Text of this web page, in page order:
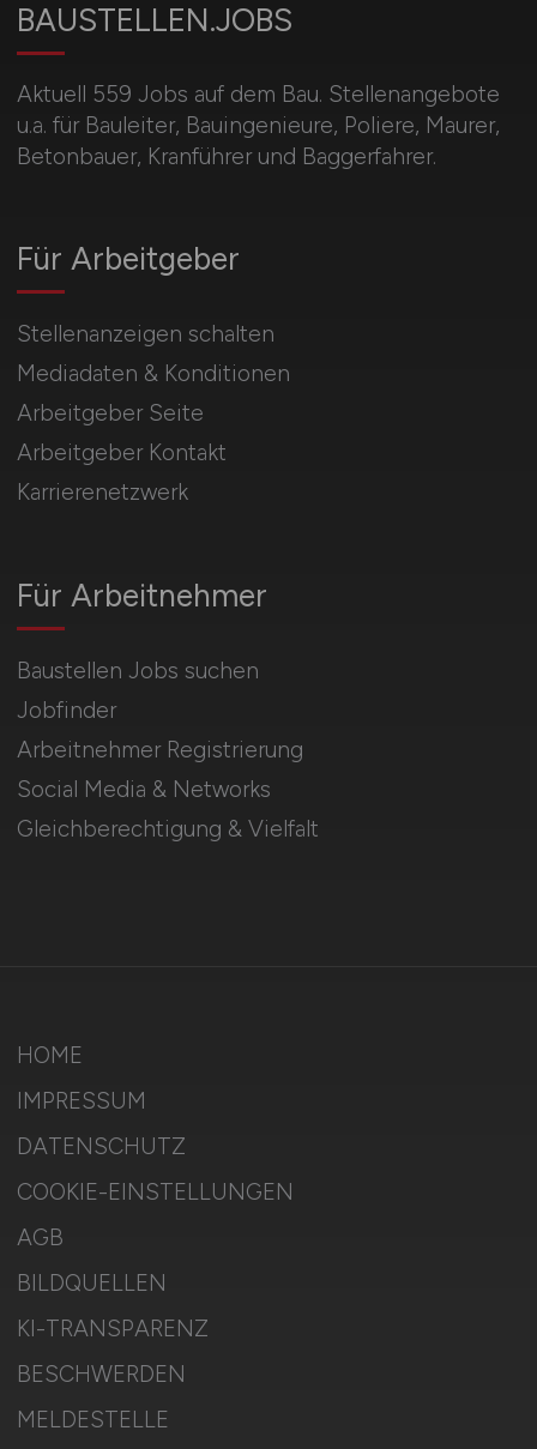
BAUSTELLEN.JOBS
Aktuell 559 Jobs auf dem Bau. Stellenangebote
u.a. für Bauleiter, Bauingenieure, Poliere, Maurer,
Betonbauer, Kranführer und Baggerfahrer.
Für Arbeitnehmer
Baustellen Jobs suchen
Jobfinder
Arbeitnehmer Registrierung
Social Media & Networks
Gleichberechtigung & Vielfalt
Für Arbeitgeber
Stellenanzeigen schalten
Mediadaten & Konditionen
Arbeitgeber Seite
Arbeitgeber Kontakt
Karrierenetzwerk
HOME
IMPRESSUM
DATENSCHUTZ
COOKIE-EINSTELLUNGEN
AGB
BILDQUELLEN
KI-TRANSPARENZ
BESCHWERDEN
MELDESTELLE